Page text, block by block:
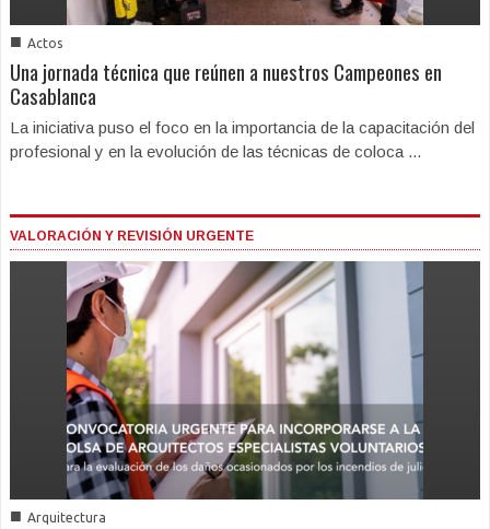
■ Actos
Una jornada técnica que reúnen a nuestros Campeones en
Casablanca
La iniciativa puso el foco en la importancia de la capacitación del
profesional y en la evolución de las técnicas de coloca ...
VALORACIÓN Y REVISIÓN URGENTE
■ Arquitectura